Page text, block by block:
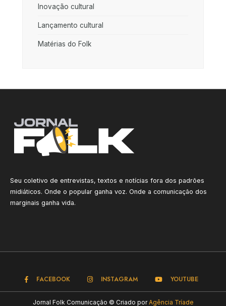
Inovação cultural
Lançamento cultural
Matérias do Folk
Seu coletivo de entrevistas, textos e notícias fora dos padrões
midiáticos. Onde o popular ganha voz. Onde a comunicação dos
marginais ganha vida.
FACEBOOK INSTAGRAM YOUTUBE
Jornal Folk Comunicação © Criado por Agência Tríade